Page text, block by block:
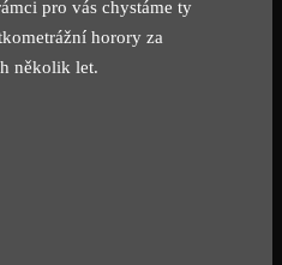
pro vás chystáme ty
horory za
několik let.